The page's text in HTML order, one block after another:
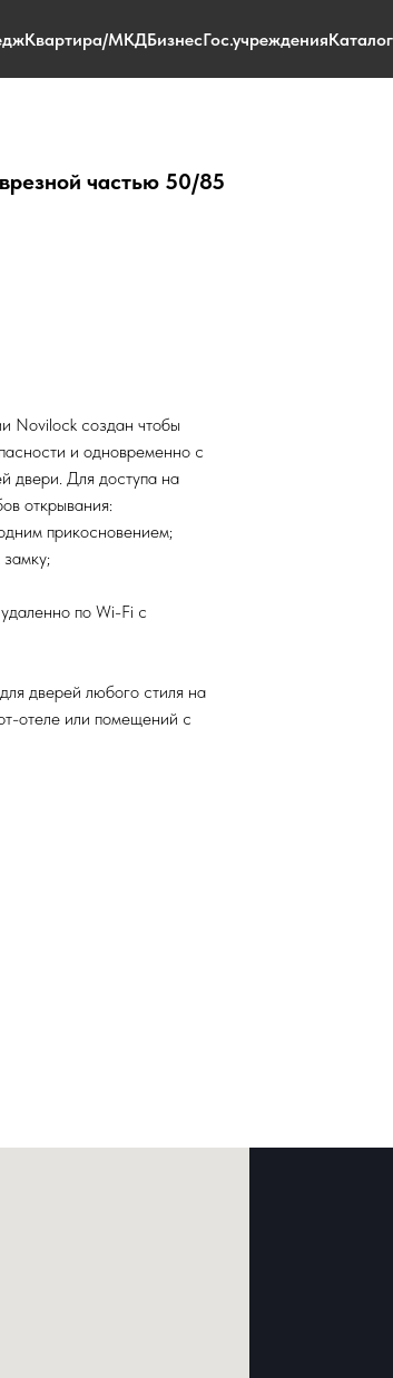
Квартира/МКДБизнесГос.учрежденияКаталог
частью 50/85
Novilock создан чтобы
и одновременно с
двери. Для доступа на
открывания:
прикосновением;
по Wi-Fi с
дверей любого стиля на
отеле или помещений с